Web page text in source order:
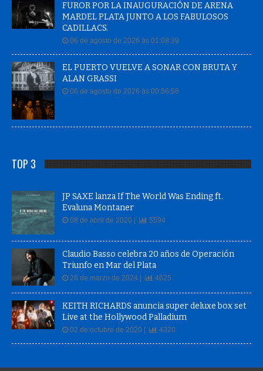
FUROR POR LA INAUGURACIÓN DE ARENA
MARDEL PLATA JUNTO A LOS FABULOSOS
CADILLACS.
06 de agosto de 2026 às 01:08:39
EL PUERTO VUELVE A SONAR CON BRUTA Y
ALAN GRASSI
06 de agosto de 2026 às 00:56:58
TOP 3
JP SAXE lanza If The World Was Ending ft.
Evaluna Montaner
08 de abril de 2020 | 5594
Claudio Basso celebra 20 años de Operación
Triunfo en Mar del Plata
26 de marzo de 2024 | 4625
KEITH RICHARDS anuncia super deluxe box set
Live at the Hollywood Palladium
02 de octubre de 2020 | 4320